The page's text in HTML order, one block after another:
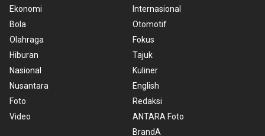
Ekonomi
Bola
Olahraga
Hiburan
Nasional
Nusantara
Foto
Video
Internasional
Otomotif
Fokus
Tajuk
Kuliner
English
Redaksi
ANTARA Foto
BrandA